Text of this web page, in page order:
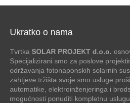
Ukratko o nama
Tvrtka SOLAR PROJEKT d.o.o.
Specijalizirani smo za poslove
održavanja fotonaponskih solarnih
zahtjeve tržišta svoje smo usluge
automatike, elektroinženjeringa i
mogućnosti ponuditi kompletnu